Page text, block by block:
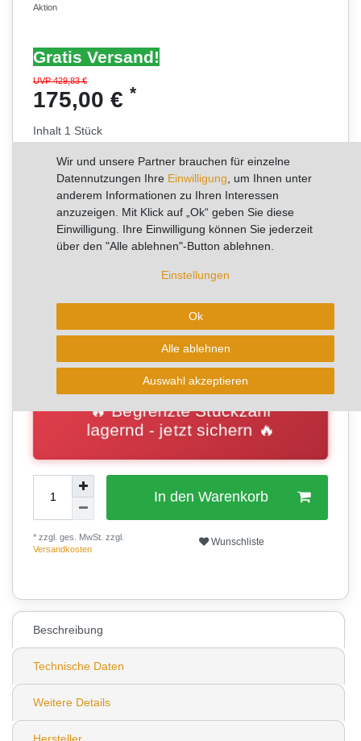
Aktion
Gratis Versand!
UVP 429,83 €
175,00 € *
Inhalt 1 Stück
RABATT -59%
Sie sparen 254,83 €
✨ ✨
⭐
50+
Verkäufe pro Woche
🔥 Begrenzte Stückzahl
lagernd - jetzt sichern 🔥
In den Warenkorb
* zzgl. ges. MwSt. zzgl.
Versandkosten
Wunschliste
Beschreibung
Technische Daten
Weitere Details
Wir und unsere Partner brauchen für einzelne
Datennutzungen Ihre Einwilligung , um Ihnen unter
anderem Informationen zu Ihren Interessen
anzuzeigen. Mit Klick auf „Ok“ geben Sie diese
Einwilligung. Ihre Einwilligung können Sie jederzeit
über den "Alle ablehnen"-Button ablehnen.
Einstellungen
Ok
Alle ablehnen
Auswahl akzeptieren